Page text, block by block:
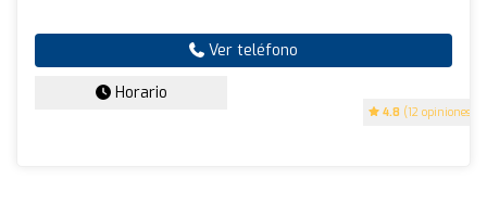
4.8 (12 opiniones)
Ver teléfono
Horario